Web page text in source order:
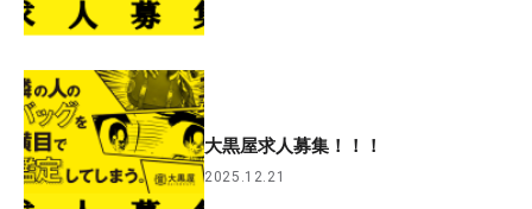
大黒屋求人募集！！！
2025.12.21